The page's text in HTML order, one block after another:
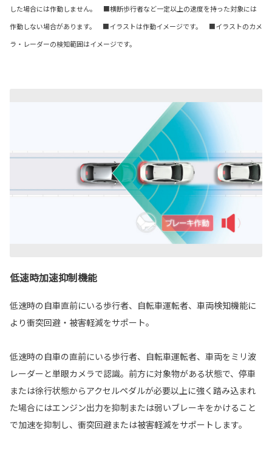
した場合には作動しません。 ■横断歩行者など一定以上の速度を持った対象には
作動しない場合があります。 ■イラストは作動イメージです。 ■イラストのカメ
ラ・レーダーの検知範囲はイメージです。
低速時加速抑制機能
低速時の自車直前にいる歩行者、自転車運転者、車両検知機能に
より衝突回避・被害軽減をサポート。
低速時の自車の直前にいる歩行者、自転車運転者、車両をミリ波
レーダーと単眼カメラで認識。前方に対象物がある状態で、停車
または徐行状態からアクセルペダルが必要以上に強く踏み込まれ
た場合にはエンジン出力を抑制または弱いブレーキをかけること
で加速を抑制し、衝突回避または被害軽減をサポートします。